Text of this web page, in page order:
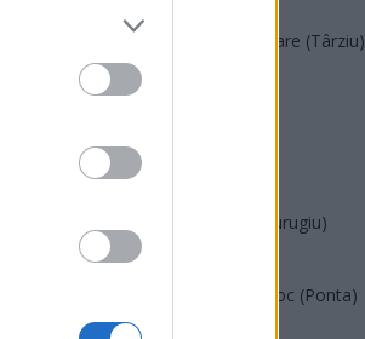
Acțiunea Conservatoare (Târziu)
PDF (Lazarus)
PNȚCD (Pavelescu)
PNCR (Terheș)
Partidul Patrioților (Surugiu)
FAR (Coarnă)
România pe Primul Loc (Ponta)
Altul